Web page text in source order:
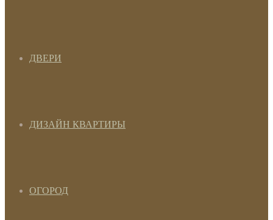
ДВЕРИ
ДИЗАЙН КВАРТИРЫ
ОГОРОД